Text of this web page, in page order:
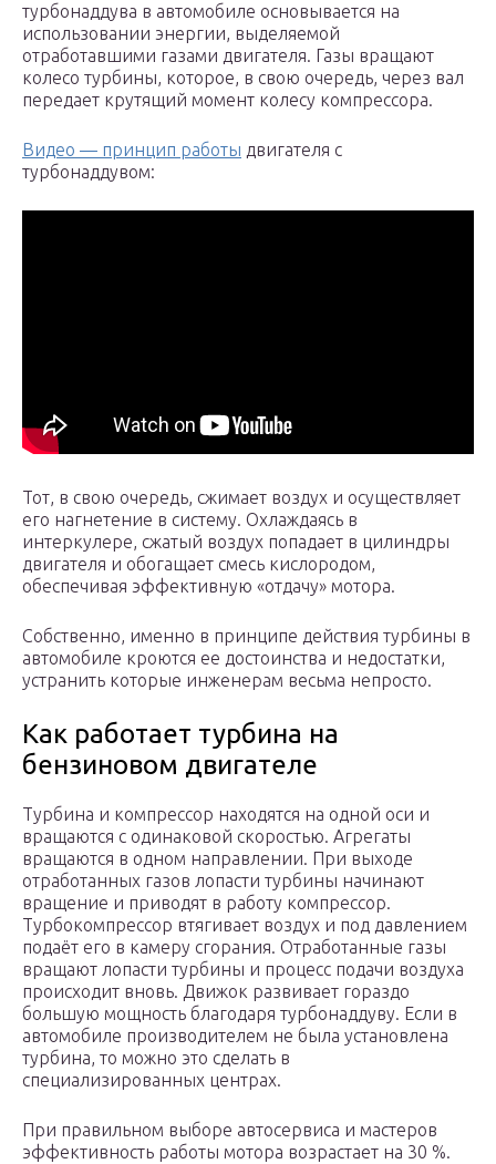
турбонаддува в автомобиле основывается на
использовании энергии, выделяемой
отработавшими газами двигателя. Газы вращают
колесо турбины, которое, в свою очередь, через вал
передает крутящий момент колесу компрессора.
Видео — принцип работы двигателя с
турбонаддувом:
Тот, в свою очередь, сжимает воздух и осуществляет
его нагнетение в систему. Охлаждаясь в
интеркулере, сжатый воздух попадает в цилиндры
двигателя и обогащает смесь кислородом,
обеспечивая эффективную «отдачу» мотора.
Собственно, именно в принципе действия турбины в
автомобиле кроются ее достоинства и недостатки,
устранить которые инженерам весьма непросто.
Как работает турбина на
бензиновом двигателе
Турбина и компрессор находятся на одной оси и
вращаются с одинаковой скоростью. Агрегаты
вращаются в одном направлении. При выходе
отработанных газов лопасти турбины начинают
вращение и приводят в работу компрессор.
Турбокомпрессор втягивает воздух и под давлением
подаёт его в камеру сгорания. Отработанные газы
вращают лопасти турбины и процесс подачи воздуха
происходит вновь. Движок развивает гораздо
большую мощность благодаря турбонаддуву. Если в
автомобиле производителем не была установлена
турбина, то можно это сделать в
специализированных центрах.
При правильном выборе автосервиса и мастеров
эффективность работы мотора возрастает на 30 %.